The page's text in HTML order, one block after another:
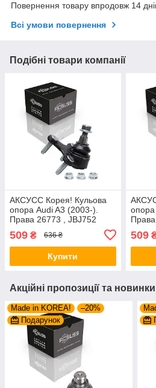
Повернення товару впродовж 14
Всі умови повернення
Подібні товари компанії
AКСУСС Корея! Кульова
опора Audi A3 (2003-).
Права 26773 , JBJ752
509 ₴ 636 ₴
Купити
опора
509
Акційні пропозиції та новинки
Made in KOREA!
–20%
Подарунок